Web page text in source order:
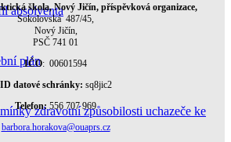
absolventa
plán
zdravotní způsobilosti uchazeče ke
škola, Nový Jičín, příspěvková organizace,
Sokolovská 487/45,
Nový Jičín,
PSČ 741 01
IČO: 00601594
ID datové schránky: sq8jic2
Telefon: 556 707 969
barbora.horakova@ouaprs.cz